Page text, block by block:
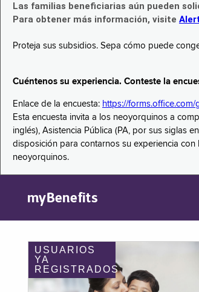
Las familias beneficiarias aún pueden
Para obtener más información, visite
Proteja sus subsidios. Sepa cómo puede
Cuéntenos su experiencia. Conteste la
Enlace de la encuesta: https://forms.office.com/
Esta encuesta invita a los neoyorquinos a
inglés), Asistencia Pública (PA, por sus siglas
disposición para contarnos su experiencia
neoyorquinos.
myBenefits
USUARIOS
YA
REGISTRADOS